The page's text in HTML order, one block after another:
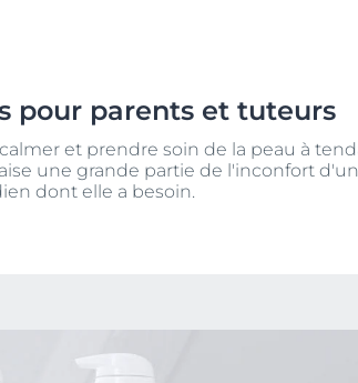
pour parents et tuteurs
et prendre soin de la peau à
une grande partie de l'inconfort
dont elle a besoin.